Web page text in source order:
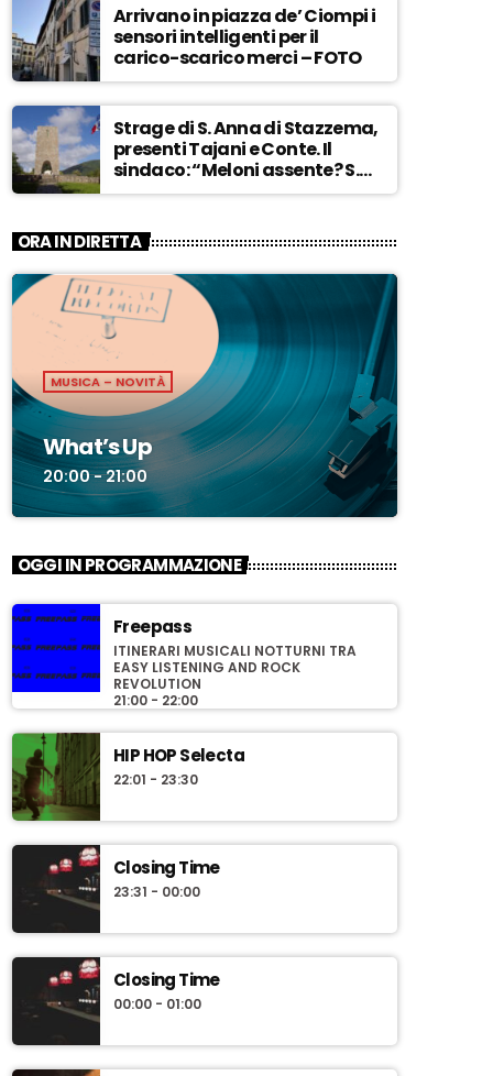
Arrivano in piazza de’ Ciompi i
sensori intelligenti per il
carico-scarico merci – FOTO
Strage di S. Anna di Stazzema,
presenti Tajani e Conte. Il
sindaco: “Meloni assente? S.
Anna aperta tutto l’anno…” –
ORA IN DIRETTA
MUSICA – NOVITÀ
What’s Up
20:00 - 21:00
OGGI IN PROGRAMMAZIONE
Freepass
ITINERARI MUSICALI NOTTURNI TRA
EASY LISTENING AND ROCK
REVOLUTION
21:00 - 22:00
HIP HOP Selecta
22:01 - 23:30
Closing Time
23:31 - 00:00
Closing Time
00:00 - 01:00